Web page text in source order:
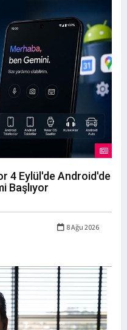
4 Eylül'de Android'de
Başlıyor
8 Ağu 2026